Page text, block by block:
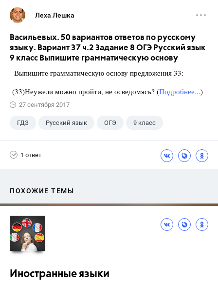
Леха Лешка
Васильевых. 50 вариантов ответов по русскому
языку. Вариант 37 ч.2 Задание 8 ОГЭ Русский язык
9 класс Выпишите грамматическую основу
Выпишите грамматическую основу предложения 33:
(33)Неужели можно пройти, не осведомясь? (Подробнее...)
27 сентября 2017
ГДЗ Русский язык ОГЭ 9 класс
1 ответ
ПОХОЖИЕ ТЕМЫ
Иностранные языки